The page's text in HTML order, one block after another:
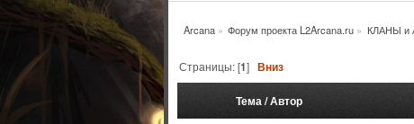
Arcana» Форум проекта L2Arcana.ru » КЛАНЫ
Страницы: [1]Вниз
Тема/Автор